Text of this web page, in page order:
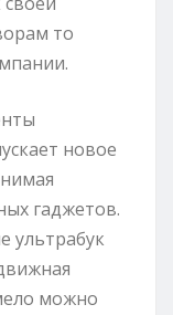
то
новое
гаджетов.
ультрабук
можно